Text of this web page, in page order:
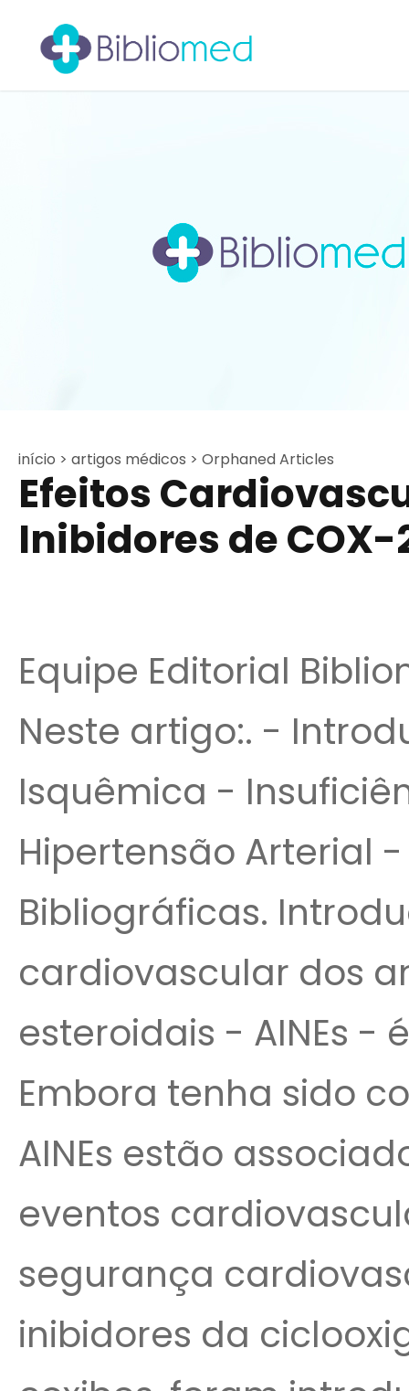
início > artigos médicos > Orphaned Articles
Efeitos
Inibidores de COX-
Equipe Editorial
Neste artigo:. -
Isquêmica -
Hipertensão Arterial
Bibliográficas.
cardiovascular dos
esteroidais - AINEs -
Embora tenha sido
AINEs estão
eventos
segurança
inibidores da